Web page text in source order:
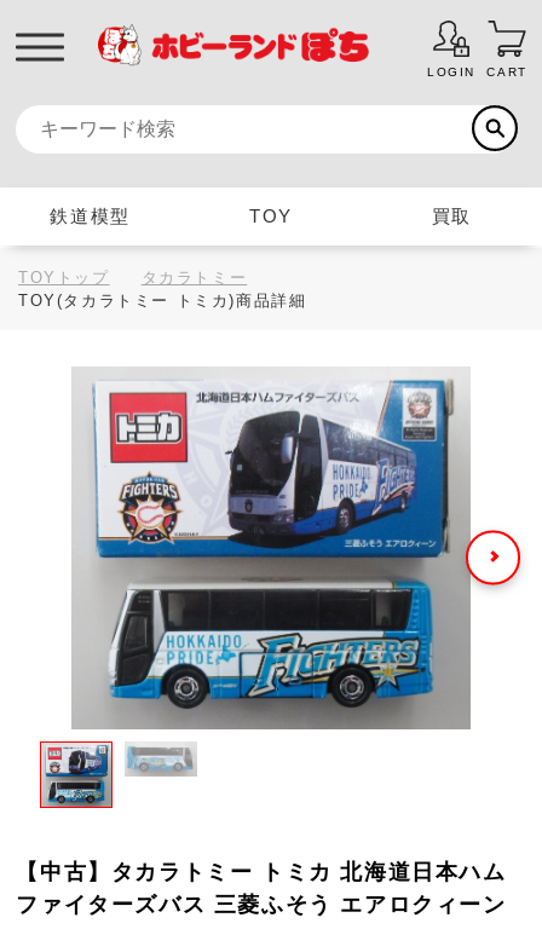
LOGIN CART
鉄道模型 TOY 買取
TOYトップ
タカラトミー
TOY(タカラトミー トミカ)商品詳細
【中古】タカラトミー トミカ 北海道日本ハム
ファイターズバス 三菱ふそう エアロクィーン